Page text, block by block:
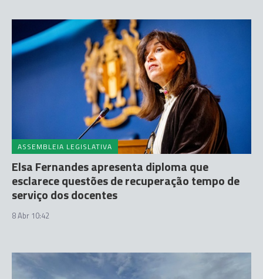
ASSEMBLEIA LEGISLATIVA
Elsa Fernandes apresenta diploma que
esclarece questões de recuperação tempo de
serviço dos docentes
8 Abr 10:42